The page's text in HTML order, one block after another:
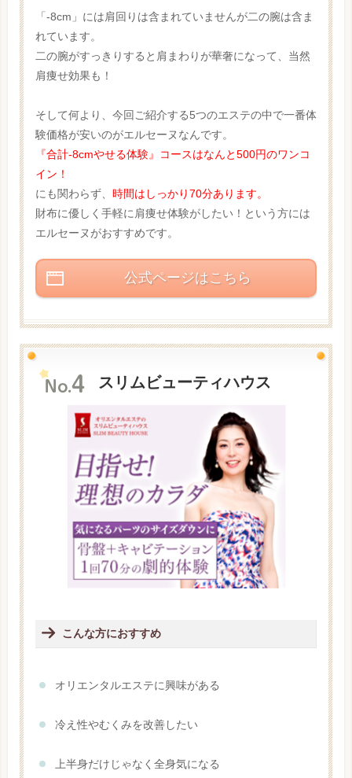
「-8cm」には肩回りは含まれていませんが二の腕は含ま
れています。
二の腕がすっきりすると肩まわりが華奢になって、当然
肩痩せ効果も！
そして何より、今回ご紹介する5つのエステの中で一番体
験価格が安いのがエルセーヌなんです。
『合計-8cmやせる体験』コースはなんと500円のワンコ
イン！
にも関わらず、 時間はしっかり70分あります。
財布に優しく手軽に肩痩せ体験がしたい！という方には
エルセーヌがおすすめです。
公式ページはこちら
スリムビューティハウス
こんな方におすすめ
オリエンタルエステに興味がある
冷え性やむくみを改善したい
上半身だけじゃなく全身気になる